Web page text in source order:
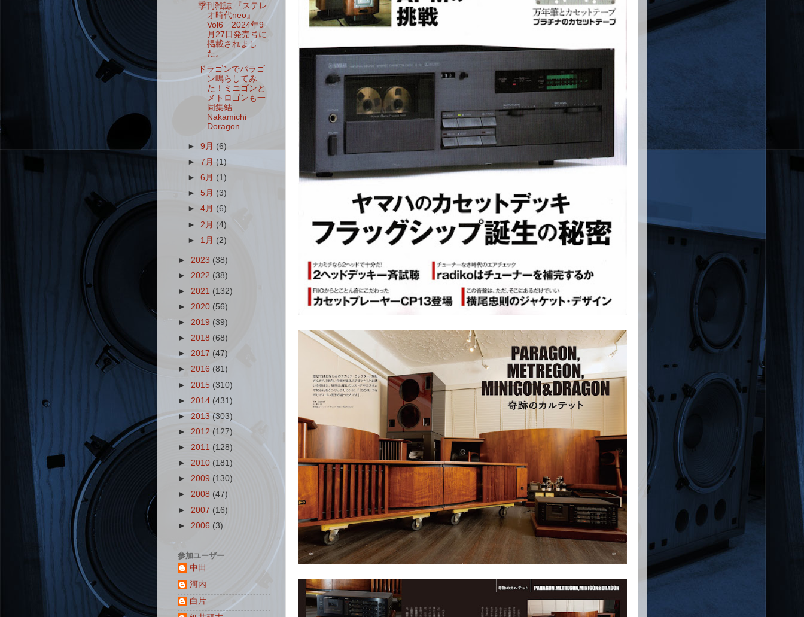
季刊雑誌 『ステレ
オ時代neo』
Vol6 2024年9
月27日発売号に
掲載されまし
た。
ドラゴンでパラゴ
ン鳴らしてみ
た！ミニゴンと
メトロゴンも一
同集結
Nakamichi
Doragon ...
►9月 (6)
►7月(1)
►6月 (1)
► 5月 (3)
►4月 (6)
► 2月 (4)
► 1月 (2)
► 2023 (38)
► 2022 (38)
► 2021 (132)
► 2020 (56)
► 2019 (39)
► 2018 (68)
► 2017 (47)
► 2016 (81)
► 2015 (310)
► 2014 (431)
► 2013 (303)
► 2012 (127)
► 2011 (128)
► 2010 (181)
► 2009 (130)
► 2008 (47)
► 2007 (16)
► 2006 (3)
参加ユーザー
中田
河内
白片